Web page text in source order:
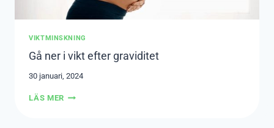
VIKTMINSKNING
Gå ner i vikt efter graviditet
30 januari, 2024
LÄS MERGÅ